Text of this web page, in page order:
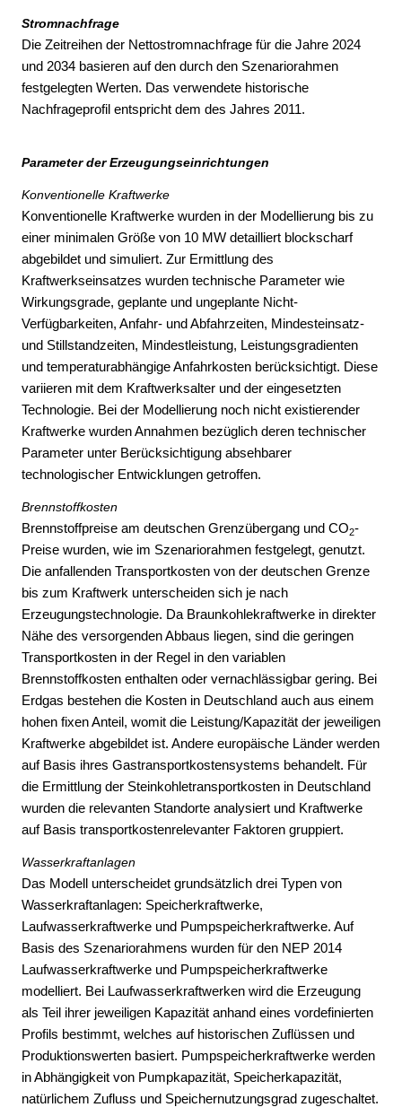
Stromnachfrage
Die Zeitreihen der Nettostromnachfrage für die Jahre 2024
und 2034 basieren auf den durch den Szenariorahmen
festgelegten Werten. Das verwendete historische
Nachfrageprofil entspricht dem des Jahres 2011.
Parameter der Erzeugungseinrichtungen
Konventionelle Kraftwerke
Konventionelle Kraftwerke wurden in der Modellierung bis zu
einer minimalen Größe von 10 MW detailliert blockscharf
abgebildet und simuliert. Zur Ermittlung des
Kraftwerkseinsatzes wurden technische Parameter wie
Wirkungsgrade, geplante und ungeplante Nicht-
Verfügbarkeiten, Anfahr- und Abfahrzeiten, Mindesteinsatz-
und Stillstandzeiten, Mindestleistung, Leistungsgradienten
und temperaturabhängige Anfahrkosten berücksichtigt. Diese
variieren mit dem Kraftwerksalter und der eingesetzten
Technologie. Bei der Modellierung noch nicht existierender
Kraftwerke wurden Annahmen bezüglich deren technischer
Parameter unter Berücksichtigung absehbarer
technologischer Entwicklungen getroffen.
Brennstoffkosten
Brennstoffpreise am deutschen Grenzübergang und CO2-
Preise wurden, wie im Szenariorahmen festgelegt, genutzt.
Die anfallenden Transportkosten von der deutschen Grenze
bis zum Kraftwerk unterscheiden sich je nach
Erzeugungstechnologie. Da Braunkohlekraftwerke in direkter
Nähe des versorgenden Abbaus liegen, sind die geringen
Transportkosten in der Regel in den variablen
Brennstoffkosten enthalten oder vernachlässigbar gering. Bei
Erdgas bestehen die Kosten in Deutschland auch aus einem
hohen fixen Anteil, womit die Leistung/Kapazität der jeweiligen
Kraftwerke abgebildet ist. Andere europäische Länder werden
auf Basis ihres Gastransportkostensystems behandelt. Für
die Ermittlung der Steinkohletransportkosten in Deutschland
wurden die relevanten Standorte analysiert und Kraftwerke
auf Basis transportkostenrelevanter Faktoren gruppiert.
Wasserkraftanlagen
Das Modell unterscheidet grundsätzlich drei Typen von
Wasserkraftanlagen: Speicherkraftwerke,
Laufwasserkraftwerke und Pumpspeicherkraftwerke. Auf
Basis des Szenariorahmens wurden für den NEP 2014
Laufwasserkraftwerke und Pumpspeicherkraftwerke
modelliert. Bei Laufwasserkraftwerken wird die Erzeugung
als Teil ihrer jeweiligen Kapazität anhand eines vordefinierten
Profils bestimmt, welches auf historischen Zuflüssen und
Produktionswerten basiert. Pumpspeicherkraftwerke werden
in Abhängigkeit von Pumpkapazität, Speicherkapazität,
natürlichem Zufluss und Speichernutzungsgrad zugeschaltet.